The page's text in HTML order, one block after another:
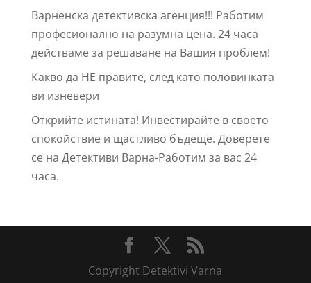
Варненска детективска агенция!!! Работим
професионално на разумна цена. 24 часа
действаме за решаване на Вашия проблем!
Какво да НЕ правите, след като половинката
ви изневери
Открийте истината! Инвестирайте в своето
спокойствие и щастливо бъдеще. Доверете
се на Детективи Варна-Работим за вас 24
часа.
Copyright Detektivi Varna